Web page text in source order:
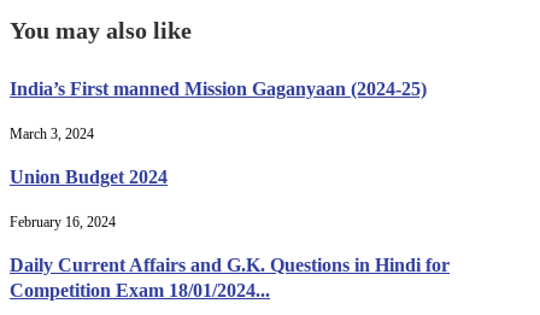
You may also like
India’s First manned Mission Gaganyaan (2024-25)
March 3, 2024
Union Budget 2024
February 16, 2024
Daily Current Affairs and G.K. Questions in Hindi for
Competition Exam 18/01/2024...